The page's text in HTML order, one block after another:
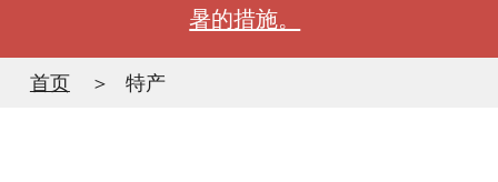
暑的措施。
首页 特产